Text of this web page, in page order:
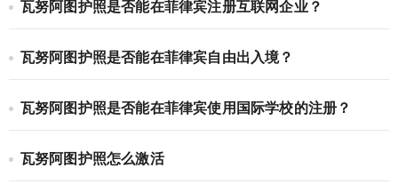
瓦努阿图护照是否能在菲律宾注册互联网企业？
瓦努阿图护照是否能在菲律宾自由出入境？
瓦努阿图护照是否能在菲律宾使用国际学校的注册？
瓦努阿图护照怎么激活